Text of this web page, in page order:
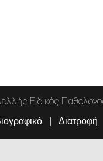
Ειδικός
Διατροφή